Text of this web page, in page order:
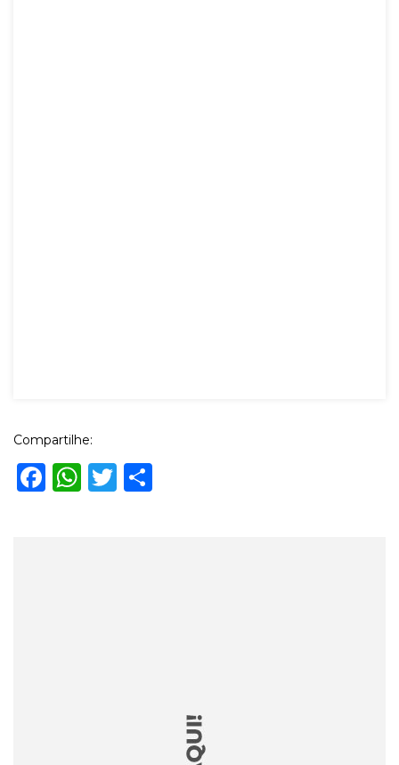
Compartilhe:
Facebook
WhatsApp
Twitter